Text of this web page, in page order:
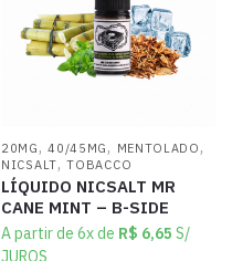
20MG ,40/45MG , MENTOLADO ,
NICSALT,TOBACCO
LÍQUIDO NICSALT MR
CANE MINT – B-SIDE
A partir de 6x de R$ 6,65 S/
JUROS